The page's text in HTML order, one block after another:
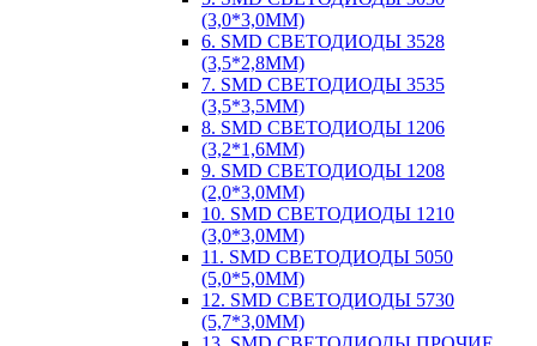
(3,0*3,0ММ)
6. SMD СВЕТОДИОДЫ 3528
(3,5*2,8ММ)
7. SMD СВЕТОДИОДЫ 3535
(3,5*3,5ММ)
8. SMD СВЕТОДИОДЫ 1206
(3,2*1,6ММ)
9. SMD СВЕТОДИОДЫ 1208
(2,0*3,0ММ)
10. SMD СВЕТОДИОДЫ 1210
(3,0*3,0ММ)
11. SMD СВЕТОДИОДЫ 5050
(5,0*5,0ММ)
12. SMD СВЕТОДИОДЫ 5730
(5,7*3,0ММ)